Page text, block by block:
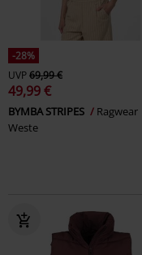
-28%
UVP69,99 €
49,99 €
BYMBA STRIPES
Ragwear
Weste